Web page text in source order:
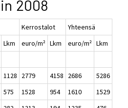
2008
Kerrostalot
Yhteensä
Lkm euro/m² Lkm euro/m² Lkm
1128 2779 4158 2686
5286
575 1528 954 1610
1529